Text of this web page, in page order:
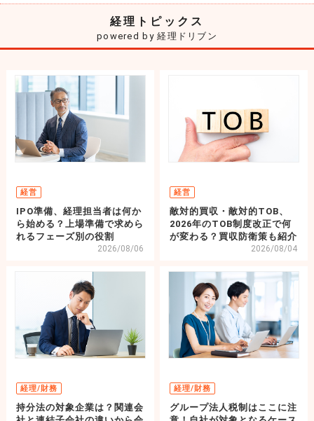
経理トピックス
powered by 経理ドリブン
経営
2026/08/06
IPO準備、経理担当者は何か
ら始める？上場準備で求めら
れるフェーズ別の役割
経営
2026/08/04
敵対的買収・敵対的TOB、
2026年のTOB制度改正で何
が変わる？買収防衛策も紹介
経理/財務
持分法の対象企業は？関連会
経理/財務
グループ法人税制はここに注